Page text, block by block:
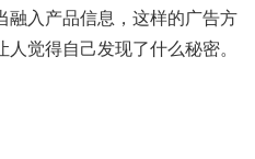
融入产品信息，这样的广告方
觉得自己发现了什么秘密。